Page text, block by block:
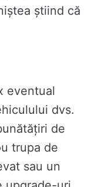
știind că
eventual
dvs.
de
trupa de
sau un